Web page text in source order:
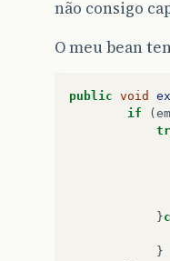
não consigo
O meu bean
public void
if
(
}
}